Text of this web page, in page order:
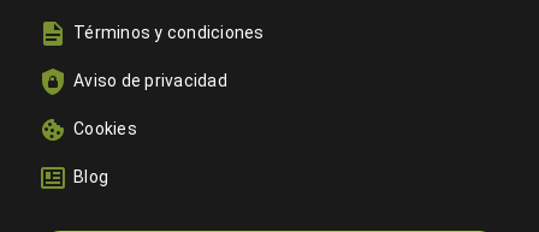
Términos y condiciones
Aviso de privacidad
Cookies
Blog